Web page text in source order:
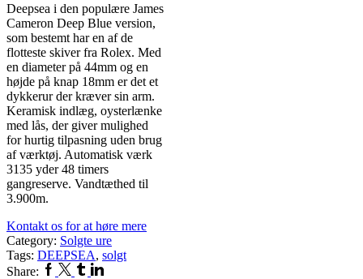
Deepsea i den populære James
Cameron Deep Blue version,
som bestemt har en af de
flotteste skiver fra Rolex. Med
en diameter på 44mm og en
højde på knap 18mm er det et
dykkerur der kræver sin arm.
Keramisk indlæg, oysterlænke
med lås, der giver mulighed
for hurtig tilpasning uden brug
af værktøj. Automatisk værk
3135 yder 48 timers
gangreserve. Vandtæthed til
3.900m.
Kontakt os for at høre mere
Category: Solgte ure
Tags: DEEPSEA, solgt
Share: Facebook
Twitter
TumblrLinkedin